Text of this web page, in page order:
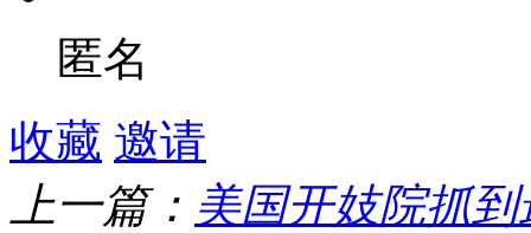
匿名
收藏 邀请
上一篇： 美国开妓院抓